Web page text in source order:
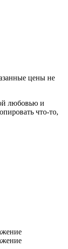
цены не
любовью и
что-то,